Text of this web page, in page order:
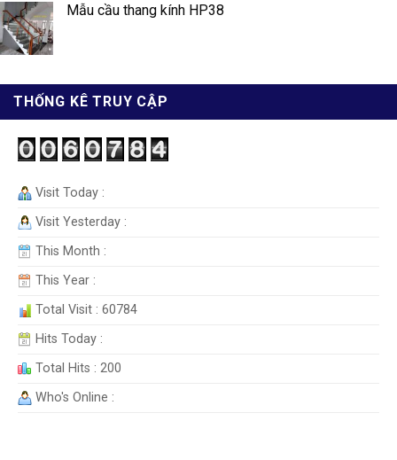
Mẫu cầu thang kính HP38
THỐNG KÊ TRUY CẬP
Visit Today :
Visit Yesterday :
This Month :
This Year :
Total Visit : 60784
Hits Today :
Total Hits : 200
Who's Online :